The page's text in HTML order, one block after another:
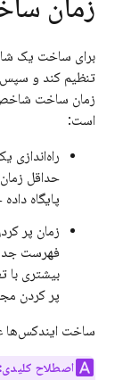
زمان
برای ساخت یک
تنظیم کند و سپس
زمان ساخت
است:
حداقل
پایگاه
زمان پر
فهرست
بیشتری با
پر کردن
ساخت ایندکس‌ها
اصطلاح کلیدی: